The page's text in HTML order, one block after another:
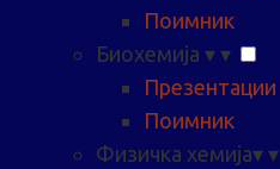
Поимник
Биохемија ▾ ▾
Презентации
Поимник
Физичка хемија▾ ▾